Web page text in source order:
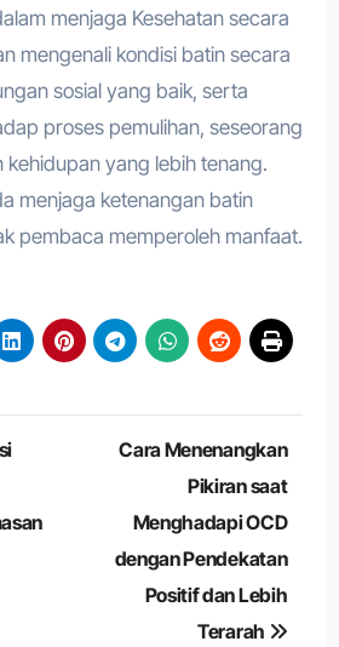
menjaga Kesehatan secara
mengenali kondisi batin secara
sosial yang baik, serta
proses pemulihan, seseorang
yang lebih tenang.
menjaga ketenangan batin
pembaca memperoleh manfaat.
Cara Menenangkan
Pikiran saat
Menghadapi OCD
dengan Pendekatan
Positif dan Lebih
Terarah